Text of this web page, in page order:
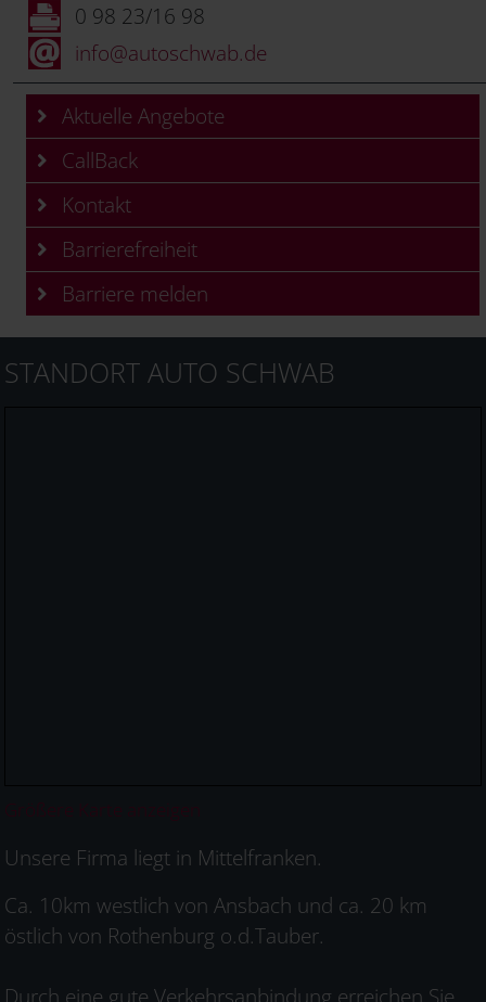
0 98 23/16 98
info@autoschwab.de
Aktuelle Angebote
CallBack
Kontakt
Barrierefreiheit
Barriere melden
STANDORT AUTO SCHWAB
Größere Karte anzeigen
Unsere Firma liegt in Mittelfranken.
Ca. 10km westlich von Ansbach und ca. 20 km
östlich von Rothenburg o.d.Tauber.
Durch eine gute Verkehrsanbindung erreichen Sie